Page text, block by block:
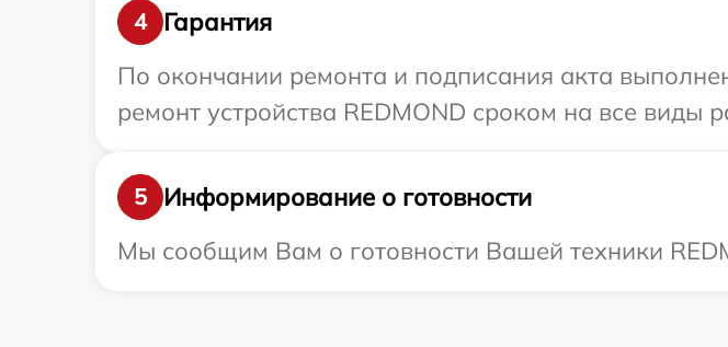
4
Гарантия
По окончании ремонта и подписания акта
ремонт устройства REDMOND сроком на все виды
5
Информирование о готовности
Мы сообщим Вам о готовности Вашей техники